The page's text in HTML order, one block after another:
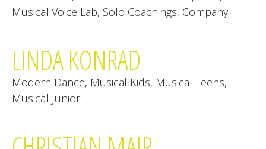
Musical Voice Lab, Solo Coachings, Company
LINDA KONRAD
Modern Dance, Musical Kids, Musical Teens,
Musical Junior